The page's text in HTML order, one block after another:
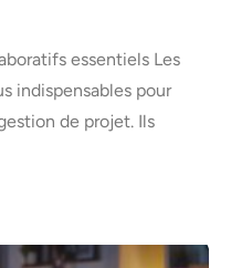
essentiels Les
indispensables pour
de projet. Ils